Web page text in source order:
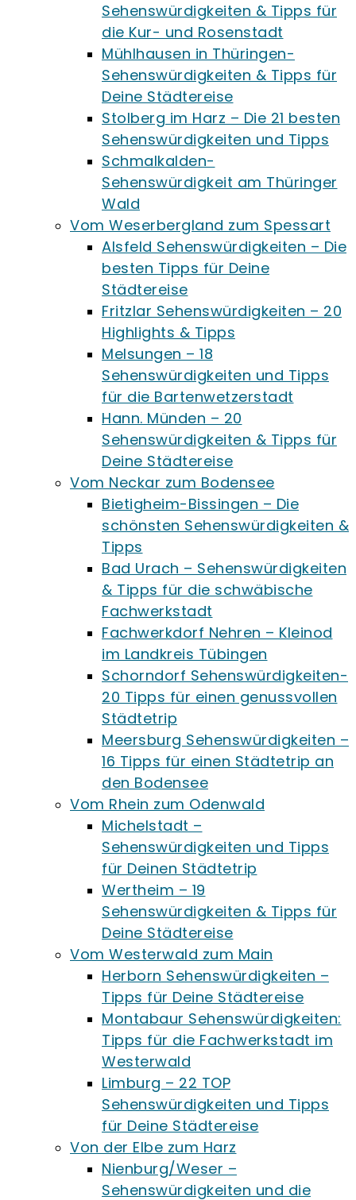
Sehenswürdigkeiten & Tipps für
die Kur- und Rosenstadt
Mühlhausen in Thüringen-
Sehenswürdigkeiten & Tipps für
Deine Städtereise
Stolberg im Harz – Die 21 besten
Sehenswürdigkeiten und Tipps
Schmalkalden-
Sehenswürdigkeit am Thüringer
Wald
Vom Weserbergland zum Spessart
Alsfeld Sehenswürdigkeiten – Die
besten Tipps für Deine
Städtereise
Fritzlar Sehenswürdigkeiten – 20
Highlights & Tipps
Melsungen – 18
Sehenswürdigkeiten und Tipps
für die Bartenwetzerstadt
Hann. Münden – 20
Sehenswürdigkeiten & Tipps für
Deine Städtereise
Vom Neckar zum Bodensee
Bietigheim-Bissingen – Die
schönsten Sehenswürdigkeiten &
Tipps
Bad Urach – Sehenswürdigkeiten
& Tipps für die schwäbische
Fachwerkstadt
Fachwerkdorf Nehren – Kleinod
im Landkreis Tübingen
Schorndorf Sehenswürdigkeiten-
20 Tipps für einen genussvollen
Städtetrip
Meersburg Sehenswürdigkeiten –
16 Tipps für einen Städtetrip an
den Bodensee
Vom Rhein zum Odenwald
Michelstadt –
Sehenswürdigkeiten und Tipps
für Deinen Städtetrip
Wertheim – 19
Sehenswürdigkeiten & Tipps für
Deine Städtereise
Vom Westerwald zum Main
Herborn Sehenswürdigkeiten –
Tipps für Deine Städtereise
Montabaur Sehenswürdigkeiten:
Tipps für die Fachwerkstadt im
Westerwald
Limburg – 22 TOP
Sehenswürdigkeiten und Tipps
für Deine Städtereise
Von der Elbe zum Harz
Nienburg/Weser –
Sehenswürdigkeiten und die